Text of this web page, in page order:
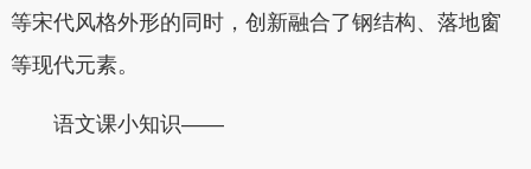
等宋代风格外形的同时，创新融合了钢结构、落地窗
等现代元素。
语文课小知识——